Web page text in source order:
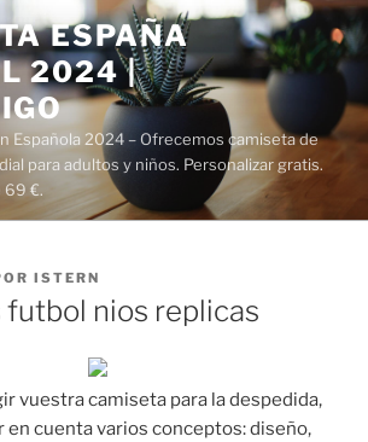
ESPAÑA
2024 |
Española 2024 – Ofrecemos camiseta de
para adultos y niños. Personalizar gratis.
69 €.
ISTERN
nios replicas
vuestra camiseta para la despedida,
cuenta varios conceptos: diseño,